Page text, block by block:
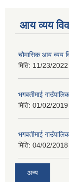
आय व्यय
चाैमासिक आय व्यय
मिति: 11/23/
भगवतीमाई
मिति: 01/02/
भगवतीमाई
मिति: 04/02/
अन्य